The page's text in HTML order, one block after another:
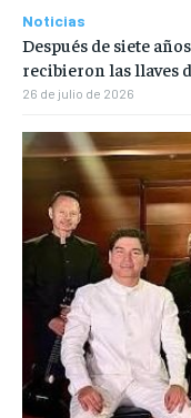
Noticias
Después de siete
recibieron las llaves
26 de julio de 2026